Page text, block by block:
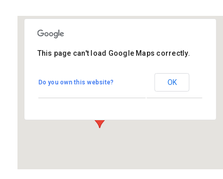
Josephstraat 7 - Breda
This page can't load Google Maps correctly.
Do you own this website? OK